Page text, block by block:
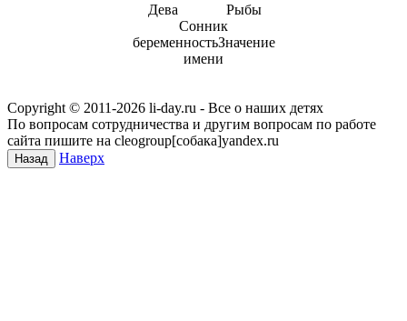
Дева
Рыбы
Сонник
беременностьЗначение
имени
Copyright © 2011-2026 li-day.ru - Все о наших детях
По вопросам сотрудничества и другим вопросам по работе
сайта пишите на cleogroup[собака]yandex.ru
Наверх